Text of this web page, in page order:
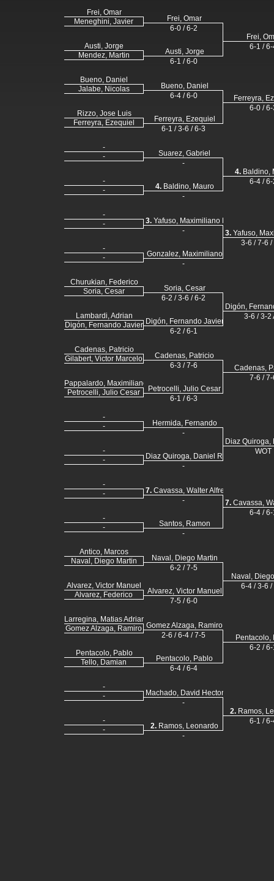
Frei, Omar
Meneghini, Javier
Austi, Jorge
Mendez, Martin
Bueno, Daniel
Jalabe, Nicolas
Rizzo, Jose Luis
Ferreyra, Ezequiel
-
-
-
-
-
-
-
-
Churukian, Federico
Soria, Cesar
Lambardi, Adrian
Digón, Fernando Javier
Cadenas, Patricio
Gilabert, Victor Marcelo
Pappalardo, Maximiliano
Petrocelli, Julio Cesar
-
-
-
-
-
-
-
-
Antico, Marcos
Naval, Diego Martin
Alvarez, Victor Manuel
Alvarez, Federico
Larregina, Matias Adrian
Gomez Alzaga, Ramiro
Pentacolo, Pablo
Tello, Damian
-
-
-
-
Frei, Omar
6-0 / 6-2
Austi, Jorge
6-1 / 6-0
Bueno, Daniel
6-4 / 6-0
Ferreyra, Ezequiel
6-1 / 3-6 / 6-3
Suarez, Gabriel
-
4.Baldino, Mauro
-
3. Yafuso, Maximiliano R.
-
Gonzalez, Maximiliano
-
Soria, Cesar
6-2 / 3-6 / 6-2
Digón, Fernando Javier
6-2 / 6-1
Cadenas, Patricio
6-3 / 7-6
Petrocelli, Julio Cesar
6-1 / 6-3
Hermida, Fernando
-
Diaz Quiroga, Daniel Ricardo
-
7. Cavassa, Walter Alfredo
-
Santos, Ramon
-
Naval, Diego Martin
6-2 / 7-5
Alvarez, Victor Manuel
7-5 / 6-0
Gomez Alzaga, Ramiro
2-6 / 6-4 / 7-5
Pentacolo, Pablo
6-4 / 6-4
Machado, David Hector
-
2. Ramos, Leonardo
-
Frei,
6-1 / 6-
Ferreyra,
6-0 / 6-
4.Baldino,
6-4 / 6-
3. Yafuso,
3-6 / 7-6 /
Digón,
3-6 / 3-2
Cadenas,
7-6 / 7-
Diaz
WOT
7. Cavassa,
6-4 / 6-
Naval,
6-4 / 3-6 /
Pentacolo,
6-2 / 6-
2. Ramos,
6-1 / 6-